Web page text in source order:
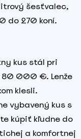
šesťvalec,
do 270 koní.
kus stál pri
80 000 €. Lenže
klesli.
vybavený kus s
kúpiť kľudne do
a komfortnej